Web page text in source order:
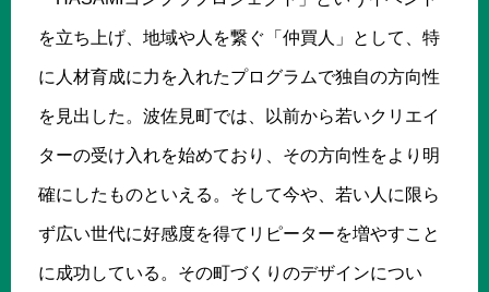
を立ち上げ、地域や人を繋ぐ「仲買人」として、特
に人材育成に力を入れたプログラムで独自の方向性
を見出した。波佐見町では、以前から若いクリエイ
ターの受け入れを始めており、その方向性をより明
確にしたものといえる。そして今や、若い人に限ら
ず広い世代に好感度を得てリピーターを増やすこと
に成功している。その町づくりのデザインについ